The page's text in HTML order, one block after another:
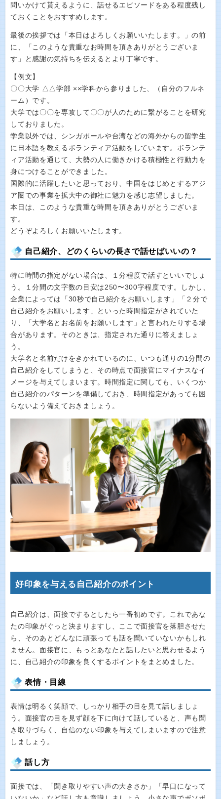
問いかけて貰えるように、話せるエピソードをある程度残し
ておくことをおすすめします。
最後の挨拶では「本日はよろしくお願いいたします。」の前
に、「このような貴重なお時間を頂きありがとうございま
す」と感謝の気持ちを伝えるとより丁寧です。
【例文】
〇〇大学 △△学部 ××学科から参りました、（自分のフルネ
ーム）です。
大学では〇〇を専攻して〇〇が人のために繋がることを研究
しておりました。
学業以外では、シンガポールや台湾などの海外からの留学生
に日本語を教えるボランティア活動をしています。ボランテ
ィア活動を通じて、大勢の人に働きかける積極性と行動力を
身につけることができました。
国際的に活躍したいと思っており、中国をはじめとするアジ
ア圏での事業を拡大中の御社に魅力を感じ志望しました。
本日は、このような貴重な時間を頂きありがとうございま
す。
どうぞよろしくお願いいたします。
自己紹介、どのくらいの長さで話せばいいの？
特に時間の指定がない場合は、１分程度で話すといいでしょ
う。１分間の文字数の目安は250〜300字程度です。しかし、
企業によっては「30秒で自己紹介をお願いします」「２分で
自己紹介をお願いします」といった時間指定がされていた
り、「大学名とお名前をお願いします」と言われたりする場
合があります。そのときは、指定された通りに答えましょ
う。
大学名と名前だけをきかれているのに、いつも通りの1分間の
自己紹介をしてしまうと、その時点で面接官にマイナスなイ
メージを与えてしまいます。時間指定に関しても、いくつか
自己紹介のパターンを準備しておき、時間指定があっても困
らないよう備えておきましょう。
好印象を与える自己紹介のポイント
自己紹介は、面接でするとしたら一番初めです。これであな
たの印象がぐっと決まりますし、ここで面接官を落胆させた
ら、そのあとどんなに頑張っても話を聞いていないかもしれ
ません。面接官に、もっとあなたと話したいと思わせるよう
に、自己紹介の印象を良くするポイントをまとめました。
表情・目線
表情は明るく笑顔で、しっかり相手の目を見て話しましょ
う。面接官の目を見ず顔を下に向けて話していると、声も聞
き取りづらく、自信のない印象を与えてしまいますので注意
しましょう。
話し方
面接では、「聞き取りやすい声の大きさか」「早口になって